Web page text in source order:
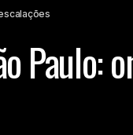
Paulo: